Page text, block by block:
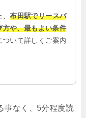
、布田駅でリースバ
方や、最もよい条件
ついて詳しくご案内
事なく、5分程度読